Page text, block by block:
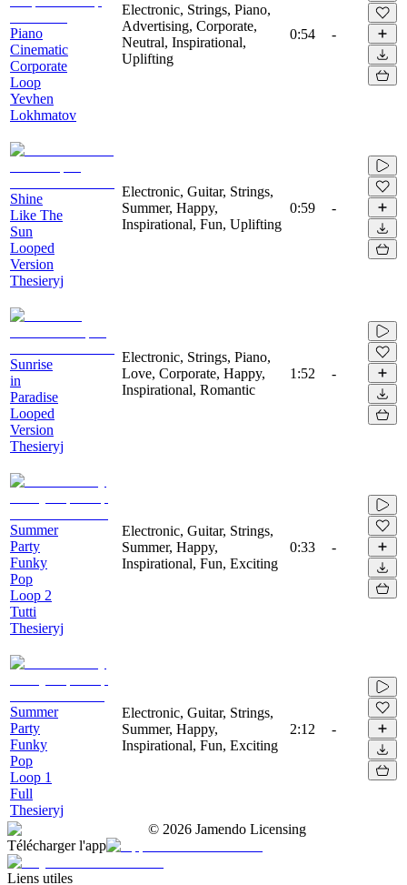
Piano
Cinematic
Corporate
Loop
Yevhen
Lokhmatov
Electronic, Strings, Piano,
Advertising, Corporate,
Neutral, Inspirational,
Uplifting
0:54 -
Shine
Like The
Sun
Looped
Version
Thesieryj
Electronic, Guitar, Strings,
Summer, Happy,
Inspirational, Fun, Uplifting
0:59 -
Sunrise
in
Paradise
Looped
Version
Thesieryj
Electronic, Strings, Piano,
Love, Corporate, Happy,
Inspirational, Romantic
1:52 -
Summer
Party
Funky
Pop
Loop 2
Tutti
Thesieryj
Electronic, Guitar, Strings,
Summer, Happy,
Inspirational, Fun, Exciting
0:33 -
Summer
Party
Funky
Pop
Loop 1
Full
Thesieryj
Electronic, Guitar, Strings,
Summer, Happy,
Inspirational, Fun, Exciting
2:12 -
© 2026 Jamendo Licensing
Télécharger l'app
Liens utiles